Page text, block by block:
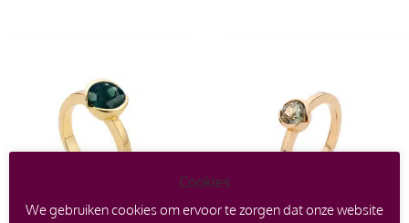
Cookies
We gebruiken cookies om ervoor te zorgen dat onze website